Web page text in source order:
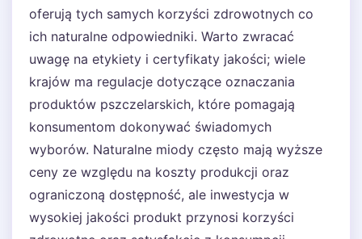
oferują tych samych korzyści zdrowotnych co
ich naturalne odpowiedniki. Warto zwracać
uwagę na etykiety i certyfikaty jakości; wiele
krajów ma regulacje dotyczące oznaczania
produktów pszczelarskich, które pomagają
konsumentom dokonywać świadomych
wyborów. Naturalne miody często mają wyższe
ceny ze względu na koszty produkcji oraz
ograniczoną dostępność, ale inwestycja w
wysokiej jakości produkt przynosi korzyści